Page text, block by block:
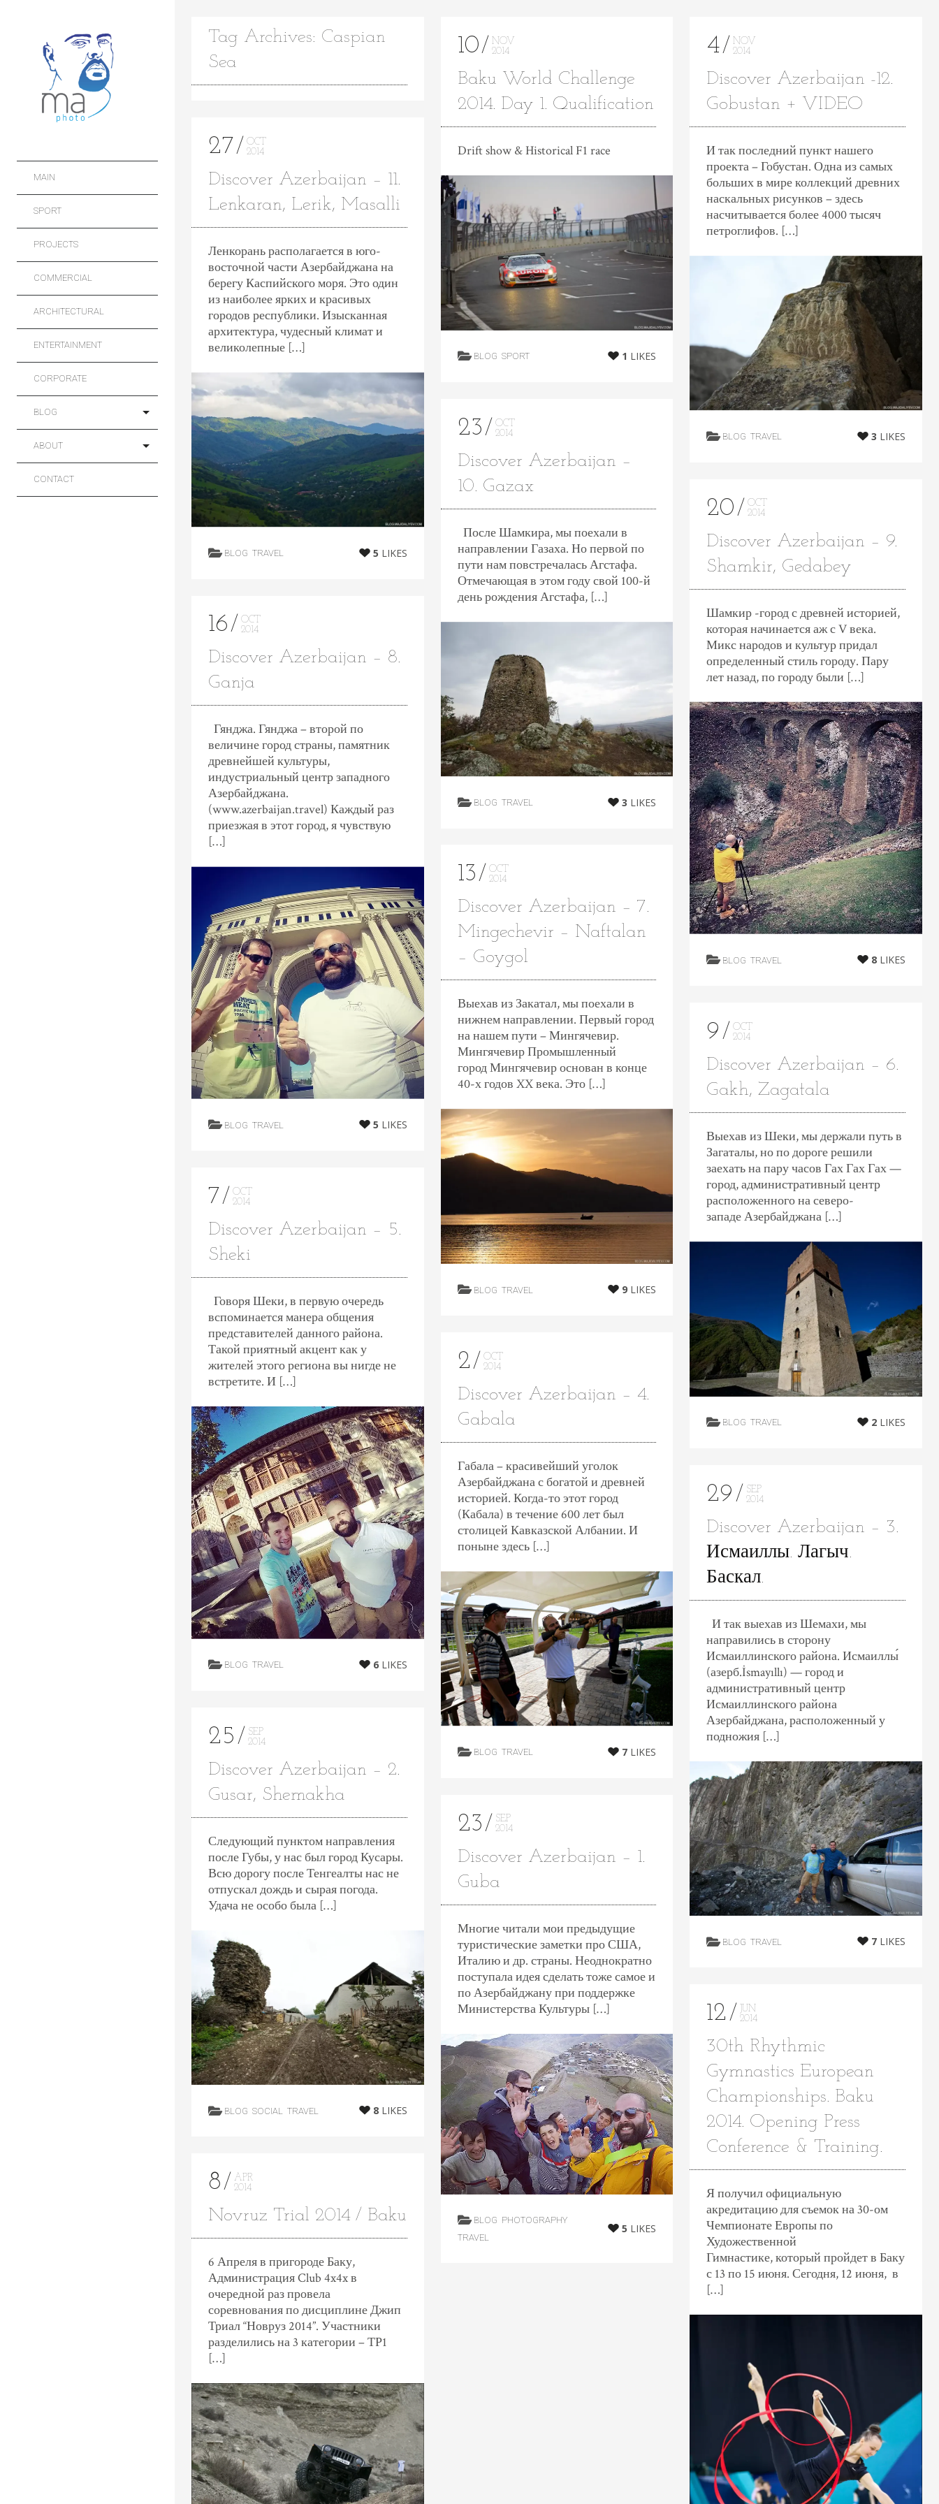
MAIN
SPORT
PROJECTS
COMMERCIAL
ARCHITECTURAL
ENTERTAINMENT
CORPORATE
BLOG
ABOUT
CONTACT
Tag Archives: Caspian
Sea
27
OCT
2014
Discover Azerbaijan – 11.
Lenkaran, Lerik, Masalli
Ленкорань располагается в юго-
восточной части Азербайджана на
берегу Каспийского моря. Это один
из наиболее ярких и красивых
городов республики. Изысканная
архитектура, чудесный климат и
великолепные […]
BLOG TRAVEL 5 LIKES
16
OCT
2014
Discover Azerbaijan – 8.
Ganja
Гянджа. Гянджа – второй по
величине город страны, памятник
древнейшей культуры,
индустриальный центр западного
Азербайджана.
(www.azerbaijan.travel) Каждый раз
приезжая в этот город, я чувствую
[…]
BLOG TRAVEL 5 LIKES
7
OCT
2014
Discover Azerbaijan – 5.
Sheki
Говоря Шеки, в первую очередь
вспоминается манера общения
представителей данного района.
Такой приятный акцент как у
жителей этого региона вы нигде не
встретите. И […]
BLOG TRAVEL 6LIKES
25
SEP
2014
Discover Azerbaijan – 2.
Gusar, Shemakha
Следующий пунктом направления
после Губы, у нас был город Кусары.
Всю дорогу после Тенгеалты нас не
отпускал дождь и сырая погода.
Удача не особо была […]
BLOG SOCIAL TRAVEL 8LIKES
8
APR
2014
Novruz Trial 2014 / Baku
6 Апреля в пригороде Баку,
Администрация Club 4x4x в
очередной раз провела
соревнования по дисциплине Джип
Триал “Новруз 2014”. Участники
разделились на 3 категории – ТР1
[…]
10
NOV
2014
Baku World Challenge
2014. Day 1. Qualification
Drift show & Historical F1 race
BLOG SPORT 1 LIKES
23
OCT
2014
Discover Azerbaijan –
10. Gazax
После Шамкира, мы поехали в
направлении Газаха. Но первой по
пути нам повстречалась Агстафа.
Отмечающая в этом году свой 100-й
день рождения Агстафа, […]
BLOG TRAVEL 3 LIKES
13
OCT
2014
Discover Azerbaijan – 7.
Mingechevir – Naftalan
– Goygol
Выехав из Закатал, мы поехали в
нижнем направлении. Первый город
на нашем пути – Мингячевир.
Мингячевир Промышленный
город Мингячевир основан в конце
40-х годов XX века. Это […]
BLOG TRAVEL 9 LIKES
2
OCT
2014
Discover Azerbaijan – 4.
Gabala
Габала – красивейший уголок
Азербайджана с богатой и древней
историей. Когда-то этот город
(Кабала) в течение 600 лет был
столицей Кавказской Албании. И
поныне здесь […]
BLOG TRAVEL 7 LIKES
23
SEP
2014
Discover Azerbaijan – 1.
Guba
Многие читали мои предыдущие
туристические заметки про США,
Италию и др. страны. Неоднократно
поступала идея сделать тоже самое и
по Азербайджану при поддержке
Министерства Культуры […]
BLOG PHOTOGRAPHY
TRAVEL
5 LIKES
4
NOV
2014
Discover Azerbaijan -12.
Gobustan + VIDEO
И так последний пункт нашего
проекта – Гобустан. Одна из самых
больших в мире коллекций древних
наскальных рисунков – здесь
насчитывается более 4000 тысяч
петроглифов. […]
BLOG TRAVEL 3 LIKES
20
OCT
2014
Discover Azerbaijan – 9.
Shamkir, Gedabey
Шамкир -город с древней историей,
которая начинается аж с V века.
Микс народов и культур придал
определенный стиль городу. Пару
лет назад, по городу были […]
BLOG TRAVEL 8LIKES
9
OCT
2014
Discover Azerbaijan – 6.
Gakh, Zagatala
Выехав из Шеки, мы держали путь в
Загаталы, но по дороге решили
заехать на пару часов Гах Гах Гах —
город, административный центр
расположенного на северо-
западе Азербайджана […]
BLOG TRAVEL 2LIKES
29
SEP
2014
Discover Azerbaijan – 3.
Исмаиллы. Лагыч.
Баскал.
И так выехав из Шемахи, мы
направились в сторону
Исмаиллинского района. Исмаиллы́
(азерб.İsmayıllı) — город и
административный центр
Исмаиллинского района
Азербайджана, расположенный у
подножия […]
BLOG TRAVEL 7LIKES
12
JUN
2014
30th Rhythmic
Gymnastics European
Championships. Baku
2014. Opening Press
Conference & Training.
Я получил официальную
акредитацию для съемок на 30-ом
Чемпионате Европы по
Художественной
Гимнастике, который пройдет в Баку
с 13 по 15 июня. Сегодня, 12 июня, в
[…]